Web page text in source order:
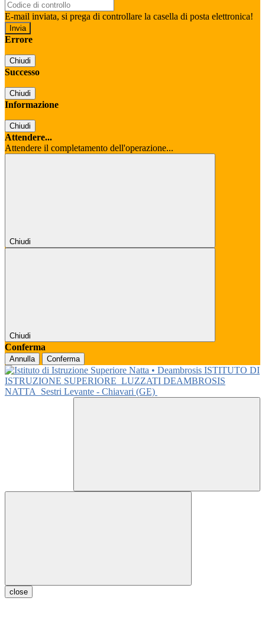
E-mail inviata, si prega di controllare la casella di posta elettronica!
Errore
Chiudi
Successo
Chiudi
Informazione
Chiudi
Attendere...
Attendere il completamento dell'operazione...
Chiudi
Chiudi
Conferma
Annulla Conferma
ISTITUTO DI
ISTRUZIONE SUPERIORE LUZZATI DEAMBROSIS
NATTA
Sestri Levante - Chiavari (GE)
close